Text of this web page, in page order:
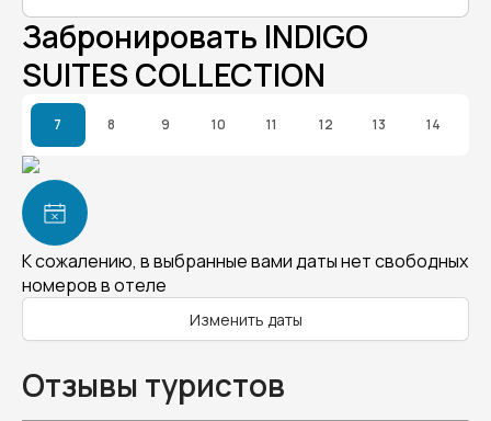
Забронировать INDIGO
SUITES COLLECTION
7 8 9 10 11 12 13 14
К сожалению, в выбранные вами даты нет свободных
номеров в отеле
Изменить даты
Отзывы туристов